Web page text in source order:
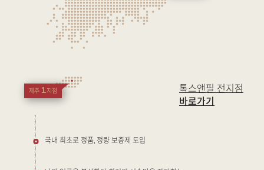
제주 1지점
톡스앤필 전지점
바로가기
국내 최초로 정품, 정량 보증제 도입